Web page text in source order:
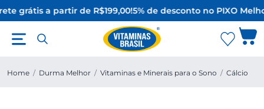
grátis a partir de R$199,00!5% de desconto no PIXO
Home / Durma Melhor / Vitaminas e Minerais para o Sono / Cálcio